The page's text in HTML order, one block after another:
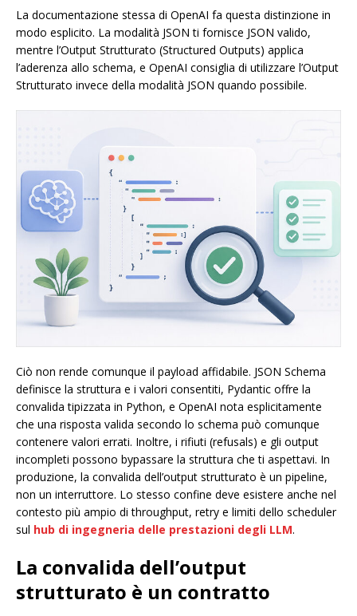
La documentazione stessa di OpenAI fa questa distinzione in
modo esplicito. La modalità JSON ti fornisce JSON valido,
mentre l’Output Strutturato (Structured Outputs) applica
l’aderenza allo schema, e OpenAI consiglia di utilizzare l’Output
Strutturato invece della modalità JSON quando possibile.
Ciò non rende comunque il payload affidabile. JSON Schema
definisce la struttura e i valori consentiti, Pydantic offre la
convalida tipizzata in Python, e OpenAI nota esplicitamente
che una risposta valida secondo lo schema può comunque
contenere valori errati. Inoltre, i rifiuti (refusals) e gli output
incompleti possono bypassare la struttura che ti aspettavi. In
produzione, la convalida dell’output strutturato è un pipeline,
non un interruttore. Lo stesso confine deve esistere anche nel
contesto più ampio di throughput, retry e limiti dello scheduler
sul hub di ingegneria delle prestazioni degli LLM.
La convalida dell’output
strutturato è un contratto